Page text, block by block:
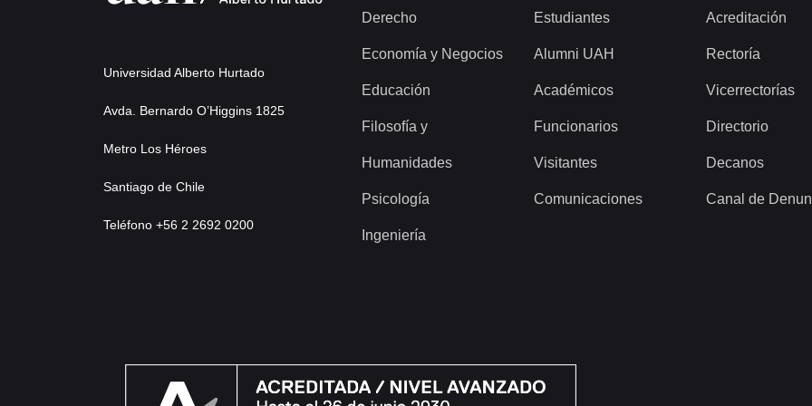
Universidad Alberto Hurtado
Avda. Bernardo O’Higgins 1825
Metro Los Héroes
Santiago de Chile
Teléfono +56 2 2692 0200
Derecho
Economía y Negocios
Educación
Filosofía y
Humanidades
Psicología
Ingeniería
Estudiantes
Alumni UAH
Académicos
Funcionarios
Visitantes
Comunicaciones
Acreditación
Rectoría
Vicerrectorías
Directorio
Decanos
Canal de